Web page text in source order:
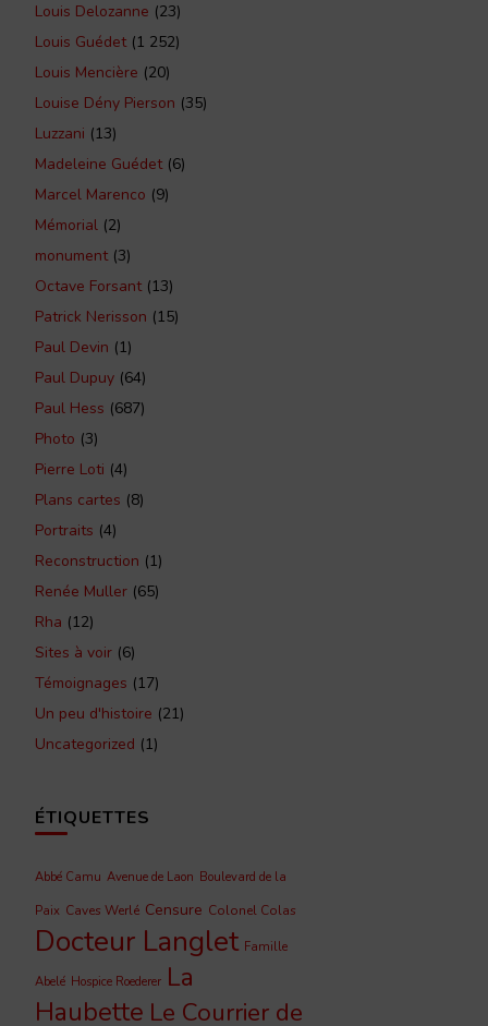
Louis Delozanne (23)
Louis Guédet(1 252)
Louis Mencière (20)
Louise Dény Pierson (35)
Luzzani (13)
Madeleine Guédet(6)
Marcel Marenco (9)
Mémorial (2)
monument(3)
Octave Forsant(13)
Patrick Nerisson (15)
Paul Devin (1)
Paul Dupuy (64)
Paul Hess (687)
Photo (3)
Pierre Loti (4)
Plans cartes (8)
Portraits (4)
Reconstruction (1)
Renée Muller (65)
Rha (12)
Sites à voir (6)
Témoignages (17)
Un peu d'histoire (21)
Uncategorized (1)
ÉTIQUETTES
Abbé Camu Avenue de Laon Boulevard de la
Paix Caves Werlé Censure Colonel Colas
Docteur Langlet Famille
Abelé Hospice Roederer La
Haubette Le Courrier de